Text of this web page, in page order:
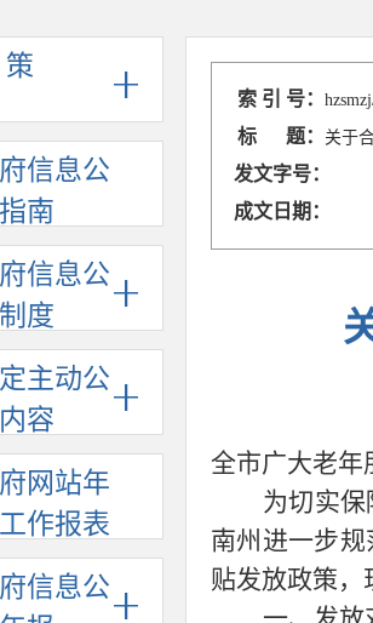
策
信息公
南
信息公
度
主动公
容
网站年
作报表
信息公
索 引 号：
标 题： 关于
发文字号：
成文日期：
全市广大老年
为切实
南州进一步
贴发放政策，